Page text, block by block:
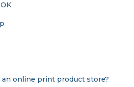
online print product store?